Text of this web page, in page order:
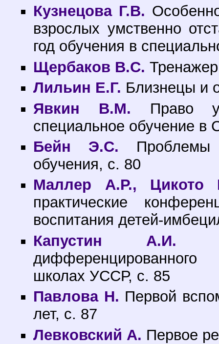
Кузнецова Г.В.
взрослых умственно
год обучения в
Щербаков В.С.
Лильин Е.Г. Близнецы и
Явкин В.М. Право
специальное обучение
Бейн Э.С. Проблемы
обучения, с. 80
Маллер А.Р., Цикото
практические
воспитания детей-
Капустин А.И.
школах УССР, с. 85
Павлова Н. Первой
лет, с. 87
Левковский А. Первое